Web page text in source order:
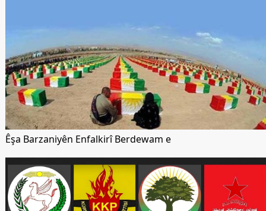
Êşa Barzaniyên Enfalkirî Berdewam e